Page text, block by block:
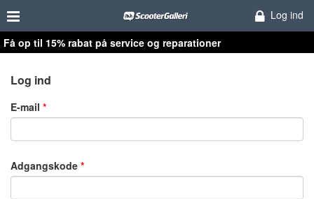
Log ind
Få op til 15% rabat på service og reparationer
Log ind
E-mail
Adgangskode